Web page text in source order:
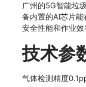
广州的5G智能垃
备内置的AI芯片
安全性能和作业效
技术参
气体检测精度